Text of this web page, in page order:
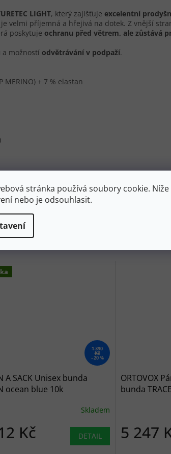
stránka používá soubory cookie.
nebo je odsouhlasit.
LIGHT, který zajišťuje excelentní
velmi příjemná a hřejivá na dotek. Z vnější
poskytuje ochranu před větrem, ale zůstává
a možností odvětrávání v podpaží.
+ 7 % elastan
1 390
Kč
–20 %
A SACK Unisex bunda
ocean blue 10k
Skladem
Kč DETAIL
ORTOVOX
bunda
5 247